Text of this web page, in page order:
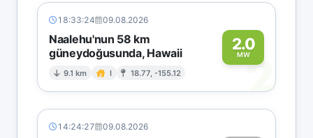
18:33:24 09.08.2026
Naalehu'nun 58 km
güneydoğusunda, Hawaii
9.1 km I 18.77, -155.12
2.0
MW2
14:24:27 09.08.2026